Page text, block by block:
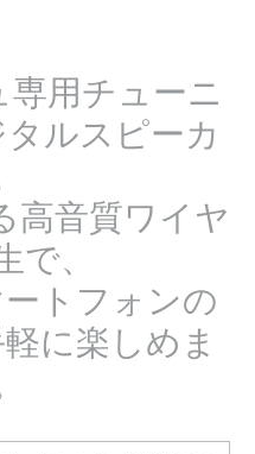
専用チューニ
ルスピーカ
高音質ワイヤ
で、
トフォンの
に楽しめま